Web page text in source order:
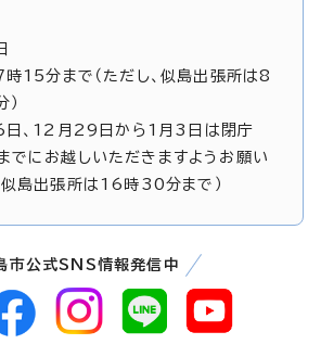
15分まで（ただし、似島出張所は8
6日、12月29日から1月3日は閉庁
でにお越しいただきますようお願い
似島出張所は16時30分まで）
市公式SNS情報発信中